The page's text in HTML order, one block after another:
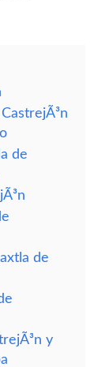
de
de
y